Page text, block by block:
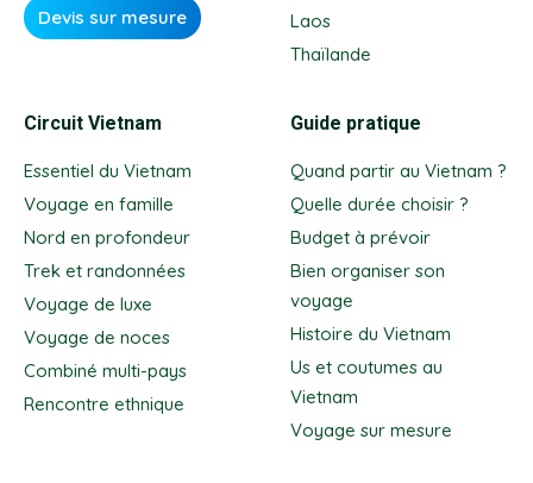
Devis sur mesure
Laos
Thaïlande
Circuit Vietnam
Essentiel du Vietnam
Voyage en famille
Nord en profondeur
Trek et randonnées
Voyage de luxe
Voyage de noces
Combiné multi-pays
Rencontre ethnique
Guide pratique
Quand partir au Vietnam ?
Quelle durée choisir ?
Budget à prévoir
Bien organiser son
voyage
Histoire du Vietnam
Us et coutumes au
Vietnam
Voyage sur mesure